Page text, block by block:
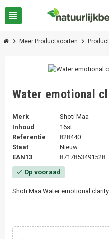
view_headline
chevron_right Meer Productsoorten chevron_right
Water emotional
Merk
Shoti Maa
Inhoud
16st
Referentie
828440
Staat
Nieuw
EAN13
8717853491528
check Op vooraad
Shoti Maa Water emotional